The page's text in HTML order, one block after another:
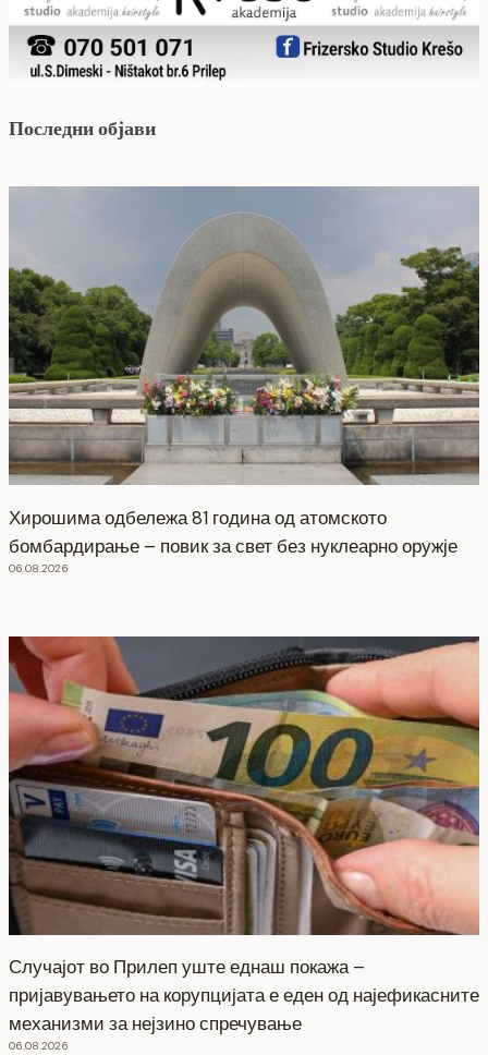
Последни објави
Хирошима одбележа 81 година од атомското
бомбардирање – повик за свет без нуклеарно оружје
06.08.2026
Случајот во Прилеп уште еднаш покажа –
пријавувањето на корупцијата е еден од најефикасните
механизми за нејзино спречување
06.08.2026